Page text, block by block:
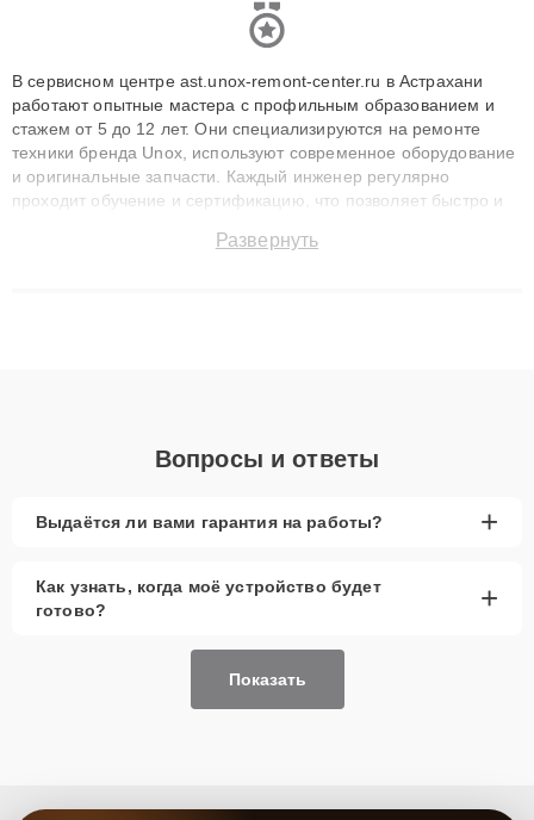
В сервисном центре ast.unox-remont-center.ru в Астрахани
работают опытные мастера с профильным образованием и
стажем от 5 до 12 лет. Они специализируются на ремонте
техники бренда Unox, используют современное оборудование
и оригинальные запчасти. Каждый инженер регулярно
проходит обучение и сертификацию, что позволяет быстро и
сохранением гарантии до 3 лет. Наши мастера решают
Развернуть
Вопросы и ответы
Выдаётся ли вами гарантия на работы? +
Как узнать, когда моё устройство будет
готово?
+
Показать